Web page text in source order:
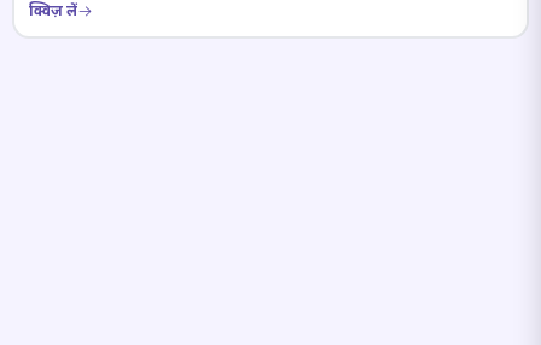
क्विज़ लें